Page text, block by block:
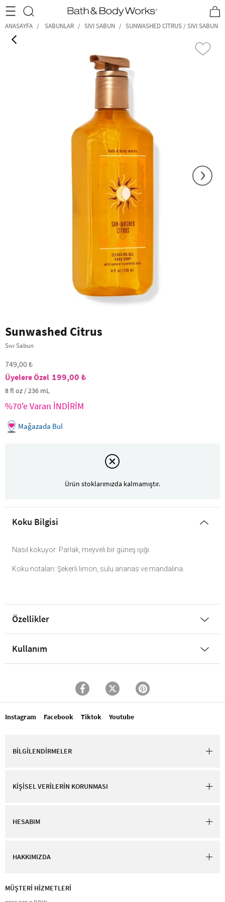
•2200₺ ve Üzeri Kargo Ücretsiz!• *Promosyon Detayları
ANASAYFA SABUNLAR SIVI SABUN SUNWASHED CITRUS / SIVI SABUN
›
Sunwashed Citrus
Sıvı Sabun
749,00 ₺
199,00 ₺
8 fl oz / 236 mL
%70'e Varan İNDİRİM
Mağazada Bul
Ürün stoklarımızda kalmamıştır.
Koku Bilgisi
Nasıl kokuyor: Parlak, meyveli bir güneş ışığı.
Koku notaları: Şekerli limon, sulu ananas ve mandalina.
Özellikler
Kullanım
Instagram Facebook Tiktok Youtube
BİLGİLENDİRMELER
KİŞİSEL VERİLERİN KORUNMASI
HESABIM
HAKKIMIZDA
MÜŞTERİ HİZMETLERİ​